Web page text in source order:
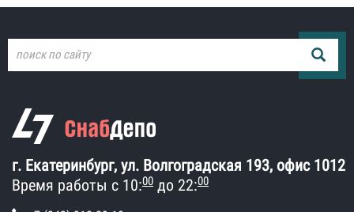
г. Екатеринбург, ул. Волгоградская 193, офис 1012
Время работы с 10:00 до 22:00